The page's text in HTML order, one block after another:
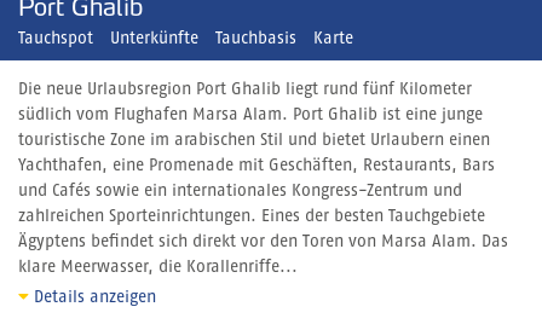
Port Ghalib
Tauchspot Unterkünfte Tauchbasis Karte
Die neue Urlaubsregion Port Ghalib liegt rund fünf Kilometer
südlich vom Flughafen Marsa Alam. Port Ghalib ist eine junge
touristische Zone im arabischen Stil und bietet Urlaubern einen
Yachthafen, eine Promenade mit Geschäften, Restaurants, Bars
und Cafés sowie ein internationales Kongress-Zentrum und
zahlreichen Sporteinrichtungen. Eines der besten Tauchgebiete
Ägyptens befindet sich direkt vor den Toren von Marsa Alam. Das
klare Meerwasser, die Korallenriffe...
Details anzeigen